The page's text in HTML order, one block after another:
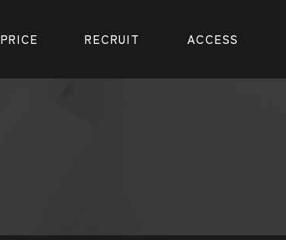
PRICE RECRUIT ACCESS